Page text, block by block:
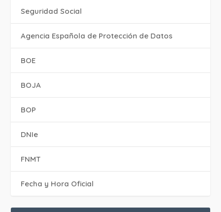
Seguridad Social
Agencia Española de Protección de Datos
BOE
BOJA
BOP
DNIe
FNMT
Fecha y Hora Oficial